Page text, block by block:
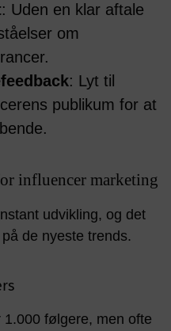
: Uden en klar aftale
om
: Lyt til
publikum for at
influencer marketing
udvikling, og det
de nyeste trends.
følgere, men ofte